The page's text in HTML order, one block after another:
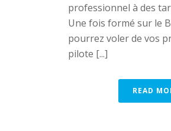
professionnel à des
Une fois formé sur le
pourrez voler de vos
pilote [...]
READ